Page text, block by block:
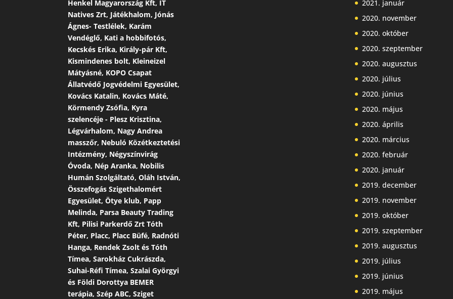
Henkel Magyarország Kft, IT
Natives Zrt, Játékhalom, Jónás
Ágnes- Testlélek, Karám
Vendéglő, Kati a hobbifotós,
Kecskés Erika, Király-pár Kft,
Kismindenes bolt, Kleineizel
Mátyásné, KOPO Csapat
Állatvédő Jogvédelmi Egyesület,
Kovács Katalin, Kovács Máté,
Körmendy Zsófia, Kyra
szelencéje - Plesz Krisztina,
Légvárhalom, Nagy Andrea
masszőr, Nebuló Közétkeztetési
Intézmény, Négyszínvirág
Óvoda, Nép Aranka, Nobilis
Humán Szolgáltató, Oláh István,
Összefogás Szigethalomért
Egyesület, Ötye klub, Papp
Melinda, Parsa Beauty Trading
Kft, Pilisi Parkerdő Zrt Tóth
Péter, Placc, Placc Büfé, Radnóti
Hanga, Rendek Zsolt és Tóth
Tímea, Sarokház Cukrászda,
Suhai-Réfi Tímea, Szalai Györgyi
és Földi Dorottya BEMER
terápia, Szép ABC, Sziget
2021. január
2020. november
2020. október
2020. szeptember
2020. augusztus
2020. július
2020. június
2020. május
2020. április
2020. március
2020. február
2020. január
2019. december
2019. november
2019. október
2019. szeptember
2019. augusztus
2019. július
2019. június
2019. május